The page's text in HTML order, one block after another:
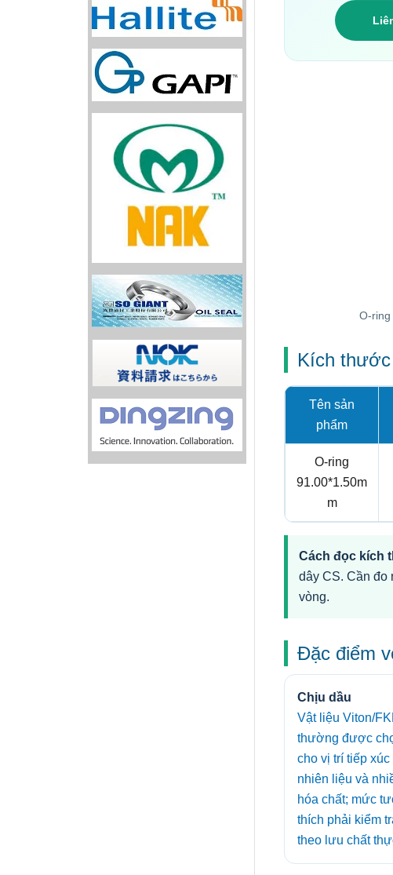
O-ring
Kích thước
Tên sản
phẩm
O-ring
91.00*1.50m
m
Cách đọc kích
dây CS. Cần đo
vòng.
Đặc điểm
Chịu dầu
Vật liệu Viton/
thường được
cho vị trí tiếp xúc
nhiên liệu và
hóa chất; mức
thích phải kiểm
theo lưu chất